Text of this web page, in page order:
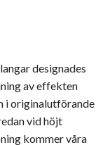
designades
av effekten
i originalutförande
vid höjt
kommer våra